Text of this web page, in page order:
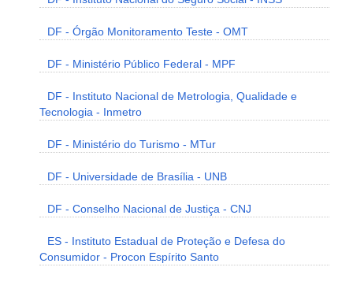
DF - Órgão Monitoramento Teste - OMT
DF - Ministério Público Federal - MPF
DF - Instituto Nacional de Metrologia, Qualidade e
Tecnologia - Inmetro
DF - Ministério do Turismo - MTur
DF - Universidade de Brasília - UNB
DF - Conselho Nacional de Justiça - CNJ
ES - Instituto Estadual de Proteção e Defesa do
Consumidor - Procon Espírito Santo